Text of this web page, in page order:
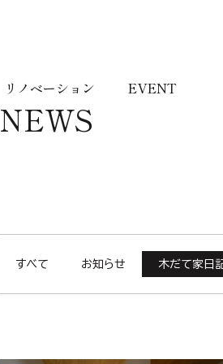
リノベーション EVENT
NEWS
すべて お知らせ 木だて家日